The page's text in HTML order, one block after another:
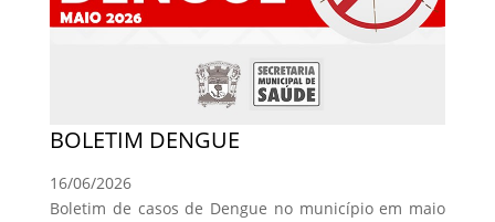
BOLETIM DENGUE
16/06/2026
Boletim de casos de Dengue no município em maio